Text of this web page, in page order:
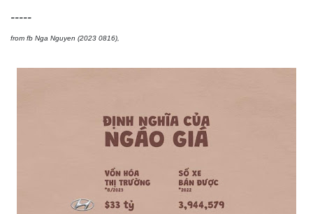
-----
from fb Nga Nguyen (2023 0816),